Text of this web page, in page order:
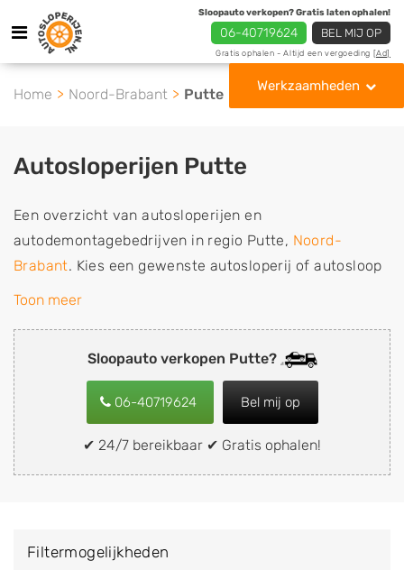
Sloopauto verkopen? Gratis laten ophalen!
06-40719624 BEL MIJ OP
Gratis ophalen - Altijd een vergoeding [Ad]
Werkzaamheden
Home Noord-Brabant Putte
Sloopauto verkopen Putte?
06-40719624 Bel mij op
✔ 24/7 bereikbaar ✔ Gratis ophalen!
Autosloperijen Putte
Een overzicht van autosloperijen en
autodemontagebedrijven in regio Putte, Noord-
Brabant. Kies een gewenste autosloperij of autosloop
uit de lijst die gespecialiseerd is in de verkoop van
de inkoop van sloopauto's, schadeauto's en
tweedehands auto's (ook zonder apk keuring). Wilt u
uw auto, camper, vrachtwagen, motor of brommobiel
snel en eenvoudig verkopen aan een
demontagebedrijf in de buurt, deze zelf wegbrengen
naar de sloop of deze liever laten ophalen op een
van Putte en ontvang een vergoeding voor uw oude of
Toon meer
Filtermogelijkheden